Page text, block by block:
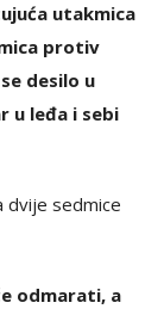
utakmica
protiv
desilo u
u leđa i sebi
dvije sedmice
odmarati, a